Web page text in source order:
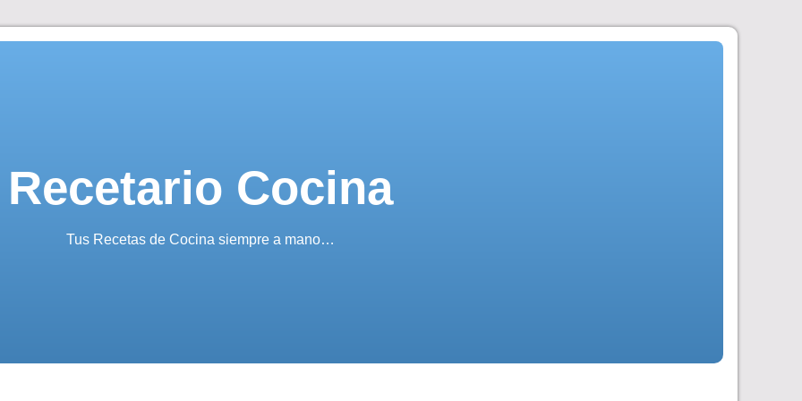
Recetario Cocina
Tus Recetas de Cocina siempre a mano…